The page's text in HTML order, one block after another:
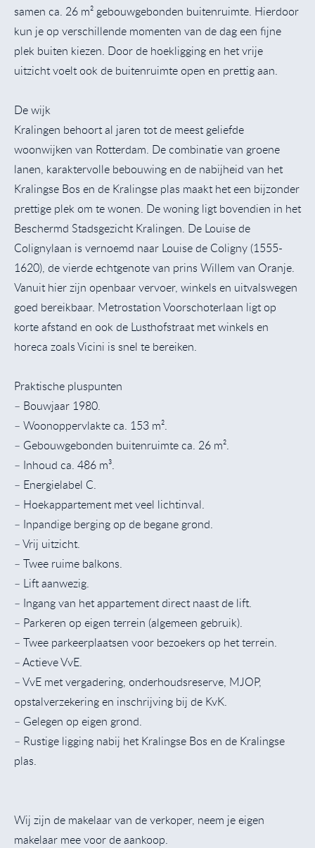
samen ca. 26 m² gebouwgebonden buitenruimte. Hierdoor
kun je op verschillende momenten van de dag een fijne
plek buiten kiezen. Door de hoekligging en het vrije
uitzicht voelt ook de buitenruimte open en prettig aan.
De wijk
Kralingen behoort al jaren tot de meest geliefde
woonwijken van Rotterdam. De combinatie van groene
lanen, karaktervolle bebouwing en de nabijheid van het
Kralingse Bos en de Kralingse plas maakt het een bijzonder
prettige plek om te wonen. De woning ligt bovendien in het
Beschermd Stadsgezicht Kralingen. De Louise de
Colignylaan is vernoemd naar Louise de Coligny (1555-
1620), de vierde echtgenote van prins Willem van Oranje.
Vanuit hier zijn openbaar vervoer, winkels en uitvalswegen
goed bereikbaar. Metrostation Voorschoterlaan ligt op
korte afstand en ook de Lusthofstraat met winkels en
horeca zoals Vicini is snel te bereiken.
Praktische pluspunten
– Bouwjaar 1980.
– Woonoppervlakte ca. 153 m².
– Gebouwgebonden buitenruimte ca. 26 m².
– Inhoud ca. 486 m³.
– Energielabel C.
– Hoekappartement met veel lichtinval.
– Inpandige berging op de begane grond.
– Vrij uitzicht.
– Twee ruime balkons.
– Lift aanwezig.
– Ingang van het appartement direct naast de lift.
– Parkeren op eigen terrein (algemeen gebruik).
– Twee parkeerplaatsen voor bezoekers op het terrein.
– Actieve VvE.
– VvE met vergadering, onderhoudsreserve, MJOP,
opstalverzekering en inschrijving bij de KvK.
– Gelegen op eigen grond.
– Rustige ligging nabij het Kralingse Bos en de Kralingse
plas.
Wij zijn de makelaar van de verkoper, neem je eigen
makelaar mee voor de aankoop.